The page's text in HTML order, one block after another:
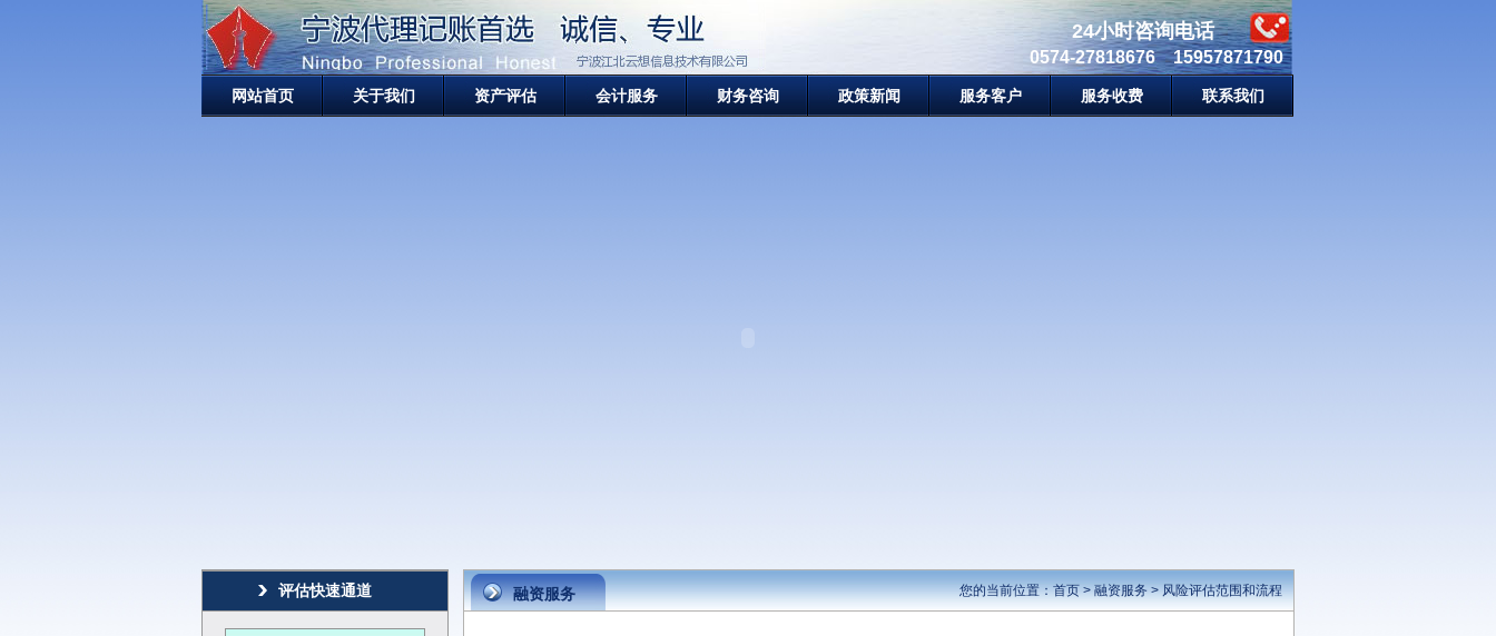
24小时咨询电话
0574-27818676 15957871790
网站首页 关于我们 资产评估 会计服务 财务咨询 政策新闻 服务客户 服务收费 联系我们
评估快速通道 您的当前位置：首页>融资服务>风险评估范围和流程
融资服务